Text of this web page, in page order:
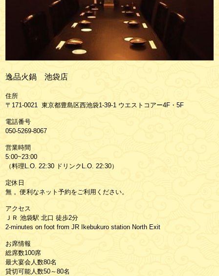
逸品火鍋 池袋店
住所
〒171-0021 東京都豊島区西池袋1-39-1 ウエストコアー4F・5F
電話番号
050-5269-8067
営業時間
5:00~23:00
（料理L.O. 22:30 ドリンクL.O. 22:30）
定休日
無 。便利なネット予約をご利用ください。
アクセス
ＪＲ 池袋駅 北口 徒歩2分
2-minutes on foot from JR Ikebukuro station North Exit
お席情報
総席数100席
最大宴会人数80名
貸切可能人数50～80名